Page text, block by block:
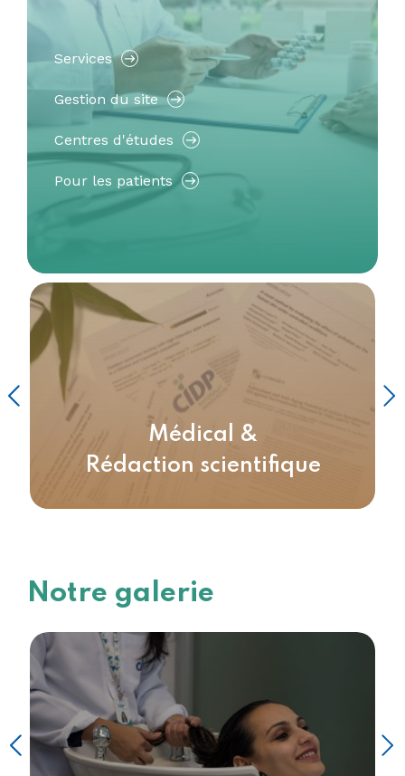
Services
Gestion du site
Centres d'études
Pour les patients
Affaires réglementaires
Notre galerie